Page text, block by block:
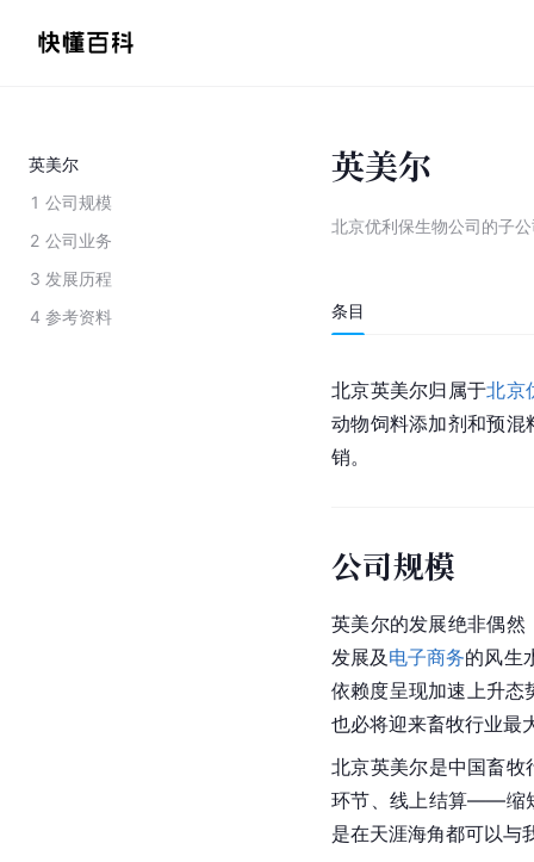
英美尔
1 公司规模
2 公司业务
3 发展历程
4 参考资料
英美尔
北京优利保生物公司的子
条目
北京英美尔归属于北京
动物饲料添加剂和预
销。
公司规模
英美尔的发展绝非偶然
发展及 电子商务的风生
依赖度呈现加速上升态
也必将迎来畜牧行业最
北京英美尔是中国畜
环节、线上结算——缩
是在天涯海角都可以与